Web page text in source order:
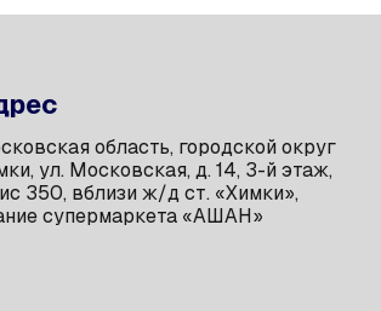
область, городской округ
ул. Московская, д. 14, 3-й этаж,
350, вблизи ж/д ст. «Химки»,
супермаркета «АШАН»